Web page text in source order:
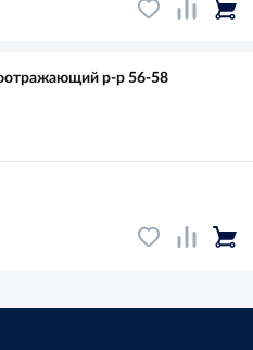
р-р 56-58